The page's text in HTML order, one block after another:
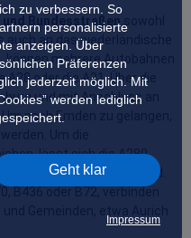
zu verbessern. So
personalisierte
anzeigen. Über
Präferenzen
jederzeit möglich. Mit
werden lediglich
Geht klar
Impressum
und Bundesstraßen
an das niederländische
können mehrere Autobahnen
oder die A31. Über die
und mit Anschluss an
Um nach Emden zu gelangen,
lässt sich die A280
A7 Richtung Groningen wird.
Gemeinden, etwa Aurich